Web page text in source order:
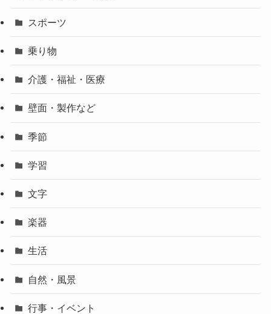
スポーツ
乗り物
介護・福祉・医療
壁面・製作など
季節
学習
文字
楽器
生活
自然・風景
行事・イベント